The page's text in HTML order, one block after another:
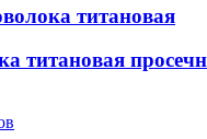
титановая
титановая